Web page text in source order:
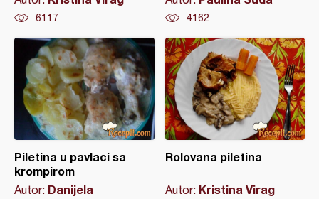
6117 4162
Piletina u pavlaci sa
krompirom
Autor: Danijela
Rolovana piletina
Autor: Kristina Virag